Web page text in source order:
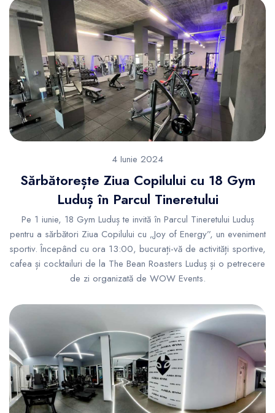
4 Iunie 2024
Sărbătorește Ziua Copilului cu 18 Gym
Luduș în Parcul Tineretului
Pe 1 iunie, 18 Gym Luduș te invită în Parcul Tineretului Luduș
pentru a sărbători Ziua Copilului cu „Joy of Energy”, un eveniment
sportiv. Începând cu ora 13:00, bucurați-vă de activități sportive,
cafea și cocktailuri de la The Bean Roasters Luduș și o petrecere
de zi organizată de WOW Events.